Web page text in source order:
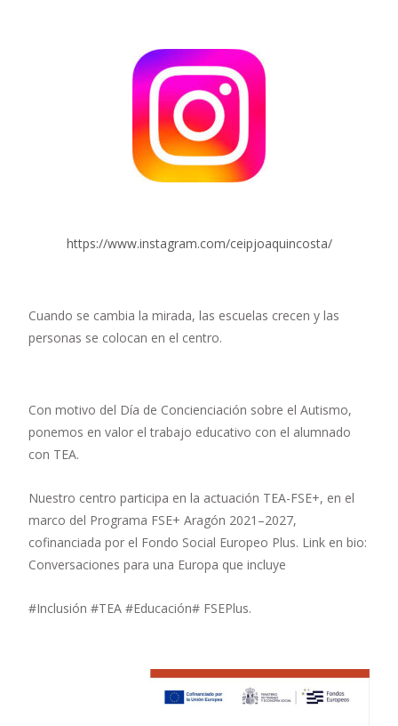
https://www.instagram.com/ceipjoaquincosta/
Cuando se cambia la mirada, las escuelas crecen y las
personas se colocan en el centro.
Con motivo del Día de Concienciación sobre el Autismo,
ponemos en valor el trabajo educativo con el alumnado
con TEA.
Nuestro centro participa en la actuación TEA-FSE+, en el
marco del Programa FSE+ Aragón 2021–2027,
cofinanciada por el Fondo Social Europeo Plus. Link en bio:
Conversaciones para una Europa que incluye
#Inclusión #TEA #Educación# FSEPlus.